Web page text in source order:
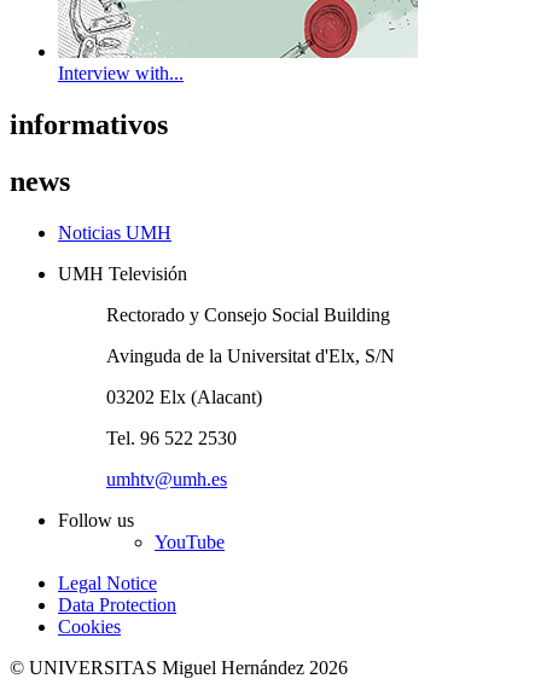
Interview with...
informativos
news
Noticias UMH
UMH Televisión
Rectorado y Consejo Social Building
Avinguda de la Universitat d'Elx, S/N
03202 Elx (Alacant)
Tel. 96 522 2530
umhtv@umh.es
Follow us
YouTube
Legal Notice
Data Protection
Cookies
© UNIVERSITAS Miguel Hernández 2026